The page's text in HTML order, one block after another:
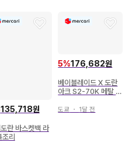
135,718원
란 바스켓백 라
리
5%176,682원
베이블레이드 X 도란
아크 S2-70K 메탈 코
도쿄 ・ 1달 전